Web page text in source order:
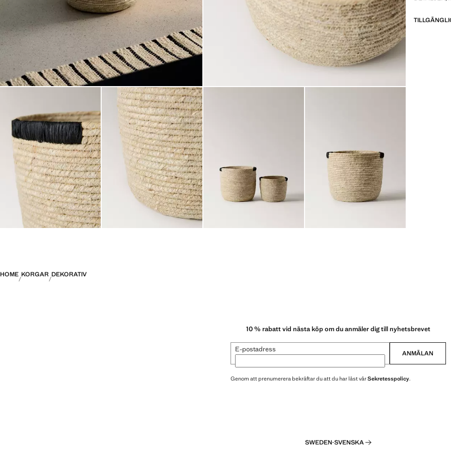
Reaprodukt
HOME KORGAR DEKORATIV
10 % rabatt vid nästa köp om du anmäler dig till nyhetsbrevet
E-postadress ANMÄLAN
Genom att prenumerera bekräftar du att du har läst vårSekretesspolicy.
SWEDEN·SVENSKA